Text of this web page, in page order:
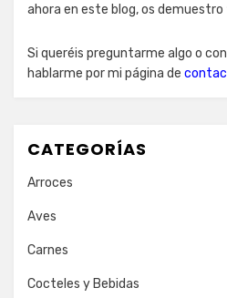
ahora en este blog, os demuestro
Si queréis preguntarme algo o
hablarme por mi página de
CATEGORÍAS
Arroces
Aves
Carnes
Cocteles y Bebidas